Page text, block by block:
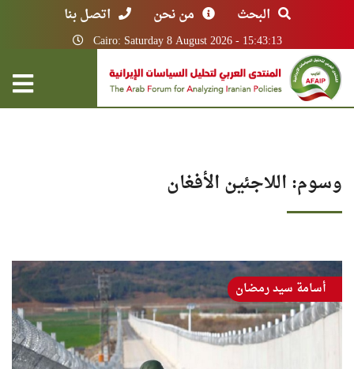
البحث من نحن اتصل بنا
Cairo: Saturday 8 August 2026 - 15:43:13
وسوم: اللاجئين الأفغان
أسامة سيد رمضان